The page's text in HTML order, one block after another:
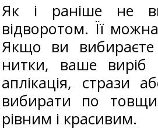
Як і раніше не
відворотом. Її
Якщо ви
нитки, ваше виріб
аплікація, стрази
вибирати по
рівним і красивим.